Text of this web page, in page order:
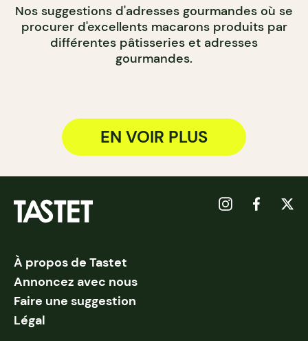
Nos suggestions d'adresses gourmandes où se
procurer d'excellents macarons produits par
différentes pâtisseries et adresses
gourmandes.
EN VOIR PLUS
À propos de Tastet
Annoncez avec nous
Faire une suggestion
Légal